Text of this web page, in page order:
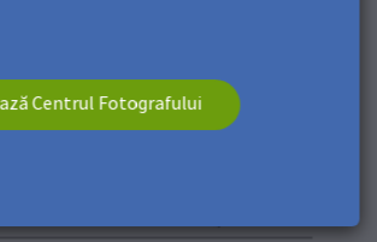
Centrul Fotografului